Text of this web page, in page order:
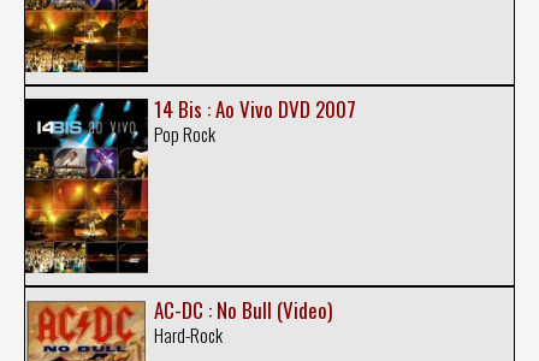
14 Bis : Ao Vivo DVD 2007
Pop Rock
AC-DC : No Bull (Video)
Hard-Rock